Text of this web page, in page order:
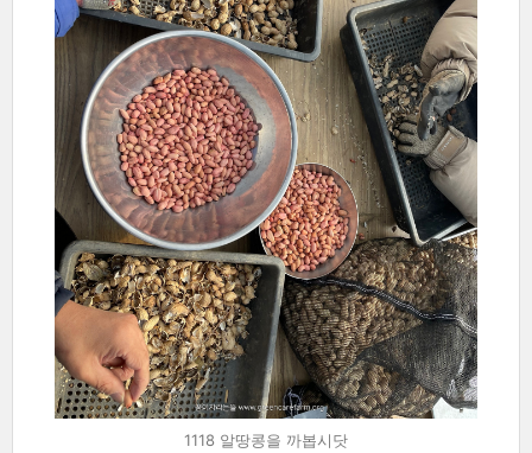
1118 알땅콩을 까봅시닷